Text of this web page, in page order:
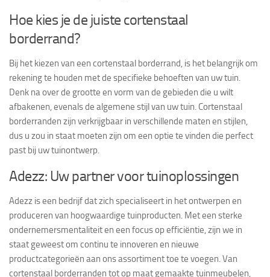
Hoe kies je de juiste cortenstaal
borderrand?
Bij het kiezen van een cortenstaal borderrand, is het belangrijk om
rekening te houden met de specifieke behoeften van uw tuin.
Denk na over de grootte en vorm van de gebieden die u wilt
afbakenen, evenals de algemene stijl van uw tuin. Cortenstaal
borderranden zijn verkrijgbaar in verschillende maten en stijlen,
dus u zou in staat moeten zijn om een optie te vinden die perfect
past bij uw tuinontwerp.
Adezz: Uw partner voor tuinoplossingen
Adezz is een bedrijf dat zich specialiseert in het ontwerpen en
produceren van hoogwaardige tuinproducten. Met een sterke
ondernemersmentaliteit en een focus op efficiëntie, zijn we in
staat geweest om continu te innoveren en nieuwe
productcategorieën aan ons assortiment toe te voegen. Van
cortenstaal borderranden tot op maat gemaakte tuinmeubelen,